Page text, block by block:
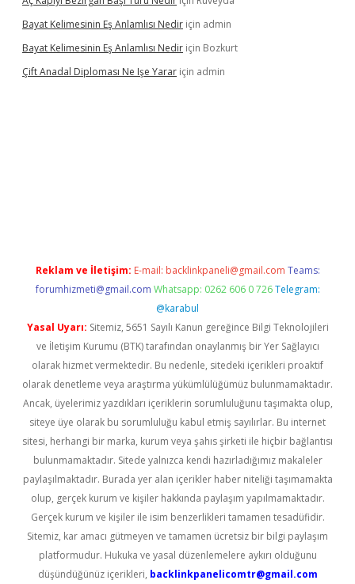
Bayat Kelimesinin Eş Anlamlısı Nedir için admin
Bayat Kelimesinin Eş Anlamlısı Nedir için Bozkurt
Çift Anadal Diploması Ne Işe Yarar için admin
Reklam ve İletişim: E-mail: backlinkpaneli@gmail.com Teams:
forumhizmeti@gmail.com Whatsapp: 0262 606 0 726 Telegram:
@karabul
Yasal Uyarı: Sitemiz, 5651 Sayılı Kanun gereğince Bilgi Teknolojileri
ve İletişim Kurumu (BTK) tarafından onaylanmış bir Yer Sağlayıcı
olarak hizmet vermektedir. Bu nedenle, sitedeki içerikleri proaktif
olarak denetleme veya araştırma yükümlülüğümüz bulunmamaktadır.
Ancak, üyelerimiz yazdıkları içeriklerin sorumluluğunu taşımakta olup,
siteye üye olarak bu sorumluluğu kabul etmiş sayılırlar. Bu internet
sitesi, herhangi bir marka, kurum veya şahıs şirketi ile hiçbir bağlantısı
bulunmamaktadır. Sitede yalnızca kendi hazırladığımız makaleler
paylaşılmaktadır. Burada yer alan içerikler haber niteliği taşımamakta
olup, gerçek kurum ve kişiler hakkında paylaşım yapılmamaktadır.
Gerçek kurum ve kişiler ile isim benzerlikleri tamamen tesadüfidir.
Sitemiz, kar amacı gütmeyen ve tamamen ücretsiz bir bilgi paylaşım
platformudur. Hukuka ve yasal düzenlemelere aykırı olduğunu
düşündüğünüz içerikleri, backlinkpanelicomtr@gmail.com